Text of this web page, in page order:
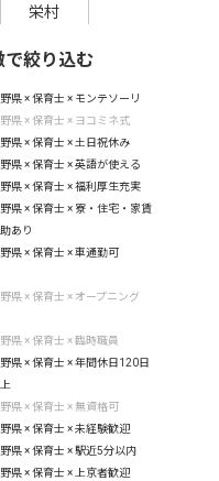
栄村
で絞り込む
県 × 保育士 × モンテソーリ
県 × 保育士 × ヨコミネ式
県 × 保育士 × 土日祝休み
県 × 保育士 × 英語が使える
県 × 保育士 × 福利厚生充実
県 × 保育士 × 寮・住宅・家賃
あり
県 × 保育士 × 車通勤可
県 × 保育士 × オープニング
県 × 保育士 × 臨時職員
県 × 保育士 × 年間休日120日
県 × 保育士 × 無資格可
県 × 保育士 × 未経験歓迎
県 × 保育士 × 駅近5分以内
県 × 保育士 × 上京者歓迎